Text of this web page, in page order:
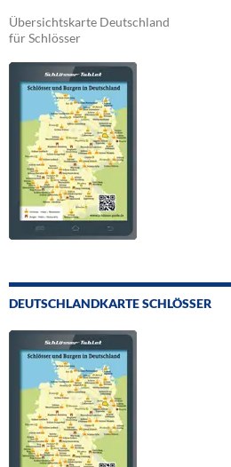
Übersichtskarte Deutschland
für Schlösser
DEUTSCHLANDKARTE SCHLÖSSER